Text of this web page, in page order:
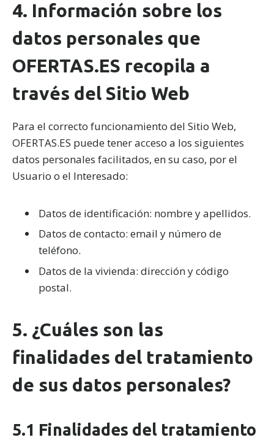
4. Información sobre los
datos personales que
OFERTAS.ES recopila a
través del Sitio Web
Para el correcto funcionamiento del Sitio Web,
OFERTAS.ES puede tener acceso a los siguientes
datos personales facilitados, en su caso, por el
Usuario o el Interesado:
Datos de identificación: nombre y apellidos.
Datos de contacto: email y número de
teléfono.
Datos de la vivienda: dirección y código
postal.
5. ¿Cuáles son las
finalidades del tratamiento
de sus datos personales?
5.1 Finalidades del tratamiento